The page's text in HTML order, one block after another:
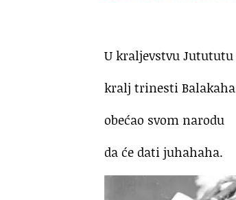
U kraljevstvu Jutututu
kralj trinesti Balakaha
obećao svom narodu
da će dati juhahaha.